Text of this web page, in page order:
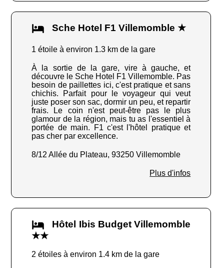
Sche Hotel F1 Villemomble ★
1 étoile à environ 1.3 km de la gare
À la sortie de la gare, vire à gauche, et
découvre le Sche Hotel F1 Villemomble. Pas
besoin de paillettes ici, c'est pratique et sans
chichis. Parfait pour le voyageur qui veut
juste poser son sac, dormir un peu, et repartir
frais. Le coin n'est peut-être pas le plus
glamour de la région, mais tu as l'essentiel à
portée de main. F1 c'est l'hôtel pratique et
pas cher par excellence.
8/12 Allée du Plateau, 93250 Villemomble
Plus d'infos
Hôtel Ibis Budget Villemomble
★★
2 étoiles à environ 1.4 km de la gare